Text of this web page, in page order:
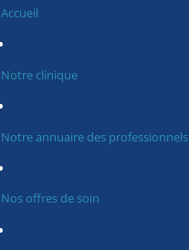
Accueil
Notre clinique
Notre annuaire des professionnels
Nos offres de soin